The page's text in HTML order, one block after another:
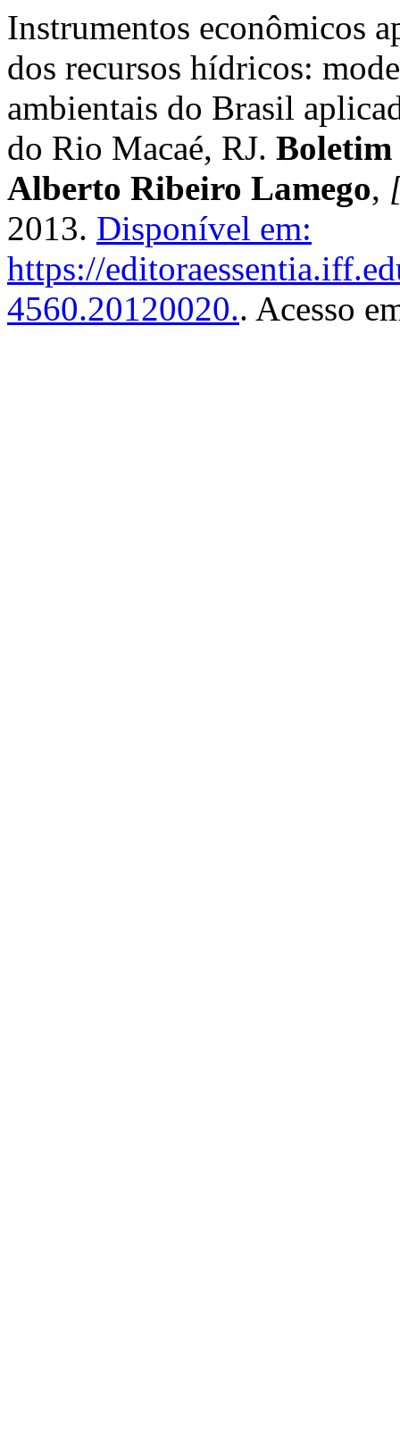
Instrumentos econômicos
dos recursos hídricos:
ambientais do Brasil
do Rio Macaé, RJ.
Alberto Ribeiro Lamego,
2013. Disponível em:
https://
4560.20120020.. Acesso